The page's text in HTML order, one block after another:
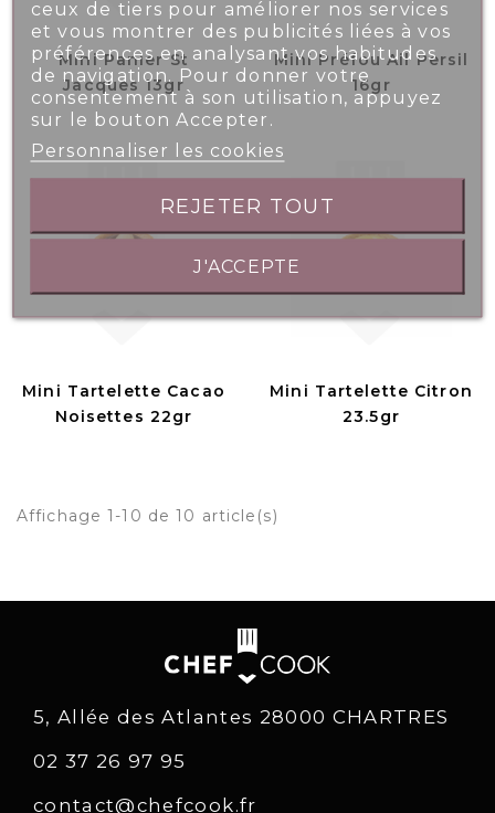
Mini Panier St
Jacques 13gr
Mini Préfou Ail Persil
16gr
Mini Tartelette Cacao
Noisettes 22gr
Mini Tartelette Citron
23.5gr
Affichage 1-10 de 10 article(s)
5, Allée des Atlantes 28000 CHARTRES
02 37 26 97 95
contact@chefcook.fr
ceux de tiers pour améliorer nos services
et vous montrer des publicités liées à vos
préférences en analysant vos habitudes
de navigation. Pour donner votre
consentement à son utilisation, appuyez
sur le bouton Accepter.
Personnaliser les cookies
REJETER TOUT
J'ACCEPTE